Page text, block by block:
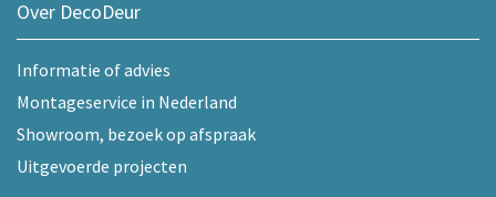
Over DecoDeur
Informatie of advies
Montageservice in Nederland
Showroom, bezoek op afspraak
Uitgevoerde projecten